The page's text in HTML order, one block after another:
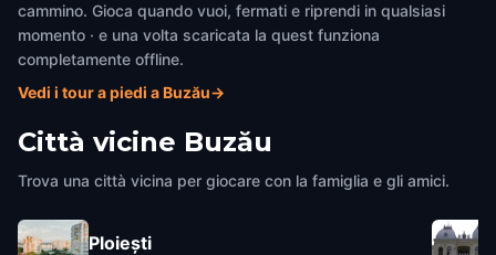
cammino. Gioca quando vuoi, fermati e riprendi in qualsiasi
momento · e una volta scaricata la quest funziona
completamente offline.
Vedi i tour a piedi a Buzău→
Città vicine Buzău
Trova una città vicina per giocare con la famiglia e gli amici.
Ploiești